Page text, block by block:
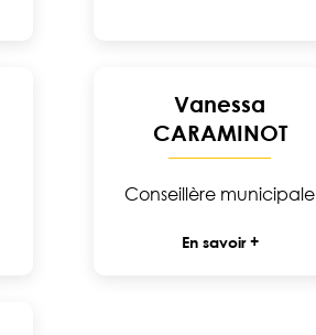
Vanessa
CARAMINOT
Conseillère municipale
En savoir +